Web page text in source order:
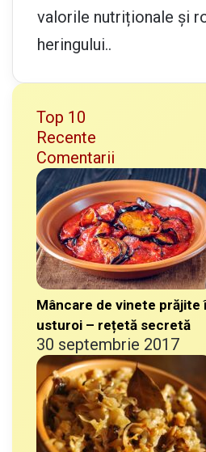
valorile nutriționale și
heringului..
Top 10
Recente
Comentarii
Mâncare de vinete prăjite
usturoi – rețetă secretă
30 septembrie 2017